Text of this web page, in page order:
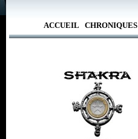
ACCUEIL CHRONIQUES